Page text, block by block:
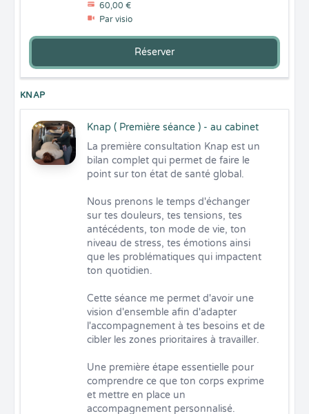
60,00 €
Par visio
Réserver
KNAP
Knap ( Première séance ) - au cabinet
La première consultation Knap est un
bilan complet qui permet de faire le
point sur ton état de santé global.
Nous prenons le temps d'échanger
sur tes douleurs, tes tensions, tes
antécédents, ton mode de vie, ton
niveau de stress, tes émotions ainsi
que les problématiques qui impactent
ton quotidien.
Cette séance me permet d'avoir une
vision d'ensemble afin d'adapter
l'accompagnement à tes besoins et de
cibler les zones prioritaires à travailler.
Une première étape essentielle pour
comprendre ce que ton corps exprime
et mettre en place un
accompagnement personnalisé.